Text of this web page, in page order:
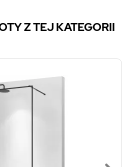
Z TEJ KATEGORII